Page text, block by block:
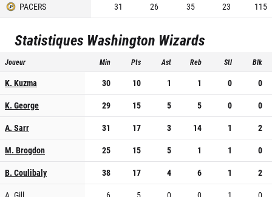
PACERS
31 26 35 23 115
Statistiques Washington Wizards
Joueur Min Pts Ast Reb Stl Blk
K. Kuzma 30 10 1 1 0
0
K. George
29 15 5 5 0
0
A. Sarr
31 17 3 14 1
2
M. Brogdon
25 15 5 1 1
0
B. Coulibaly
38 17 4 6 1
2